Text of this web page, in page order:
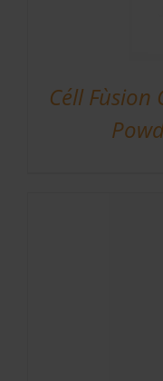
Céll Fùsion